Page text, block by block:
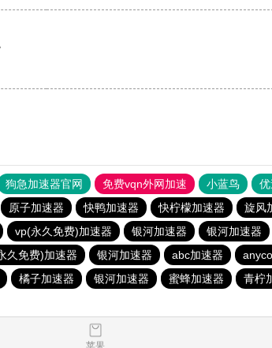
狗急加速器官网 免费vqn外网加速 小蓝鸟
原子加速器 快鸭加速器 快柠檬加速器 旋风
vp(永久免费)加速器 银河加速器 银河加速器
久免费)加速器 银河加速器 abc加速器
橘子加速器 银河加速器 蜜蜂加速器 青柠
苹果